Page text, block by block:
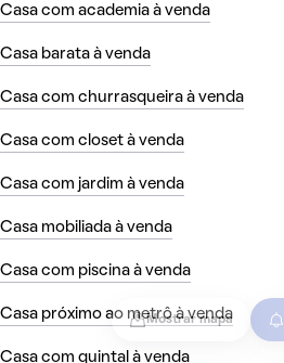
Mostrar mapa
Casa com academia à venda
Casa barata à venda
Casa com churrasqueira à venda
Casa com closet à venda
Casa com jardim à venda
Casa mobiliada à venda
Casa com piscina à venda
Casa próximo ao metrô à venda
Casa com quintal à venda